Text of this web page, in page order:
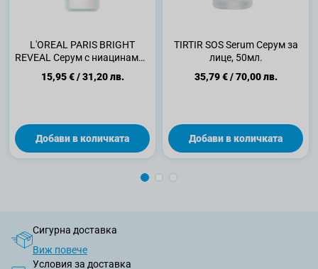
L'OREAL PARIS BRIGHT
REVEAL Сepум c ниацинамид
15,95 €/31,20 лв.
Добави в количката
TIRTIR SOS Serum Серум за
лице, 50мл.
35,79 €/70,00 лв.
Добави в количката
Сигурна доставка
Виж повече
Условия за доставка